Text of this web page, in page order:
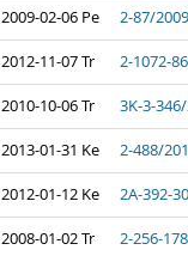
2009-02-06 Pe 2-87/2009
2012-11-07 Tr 2-1072-
2010-10-06 Tr 3K-3-
2013-01-31 Ke 2-488/
2012-01-12 Ke 2A-392-
2008-01-02 Tr 2-256-